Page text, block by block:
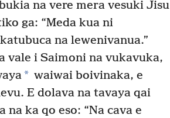
na vere mera vesuki Jisu
ga: “Meda kua ni
na lewenivanua.”
vale i Saimoni na vukavuka,
* waiwai boivinaka, e
E dolava na tavaya qai
ka qo eso: “Na cava e